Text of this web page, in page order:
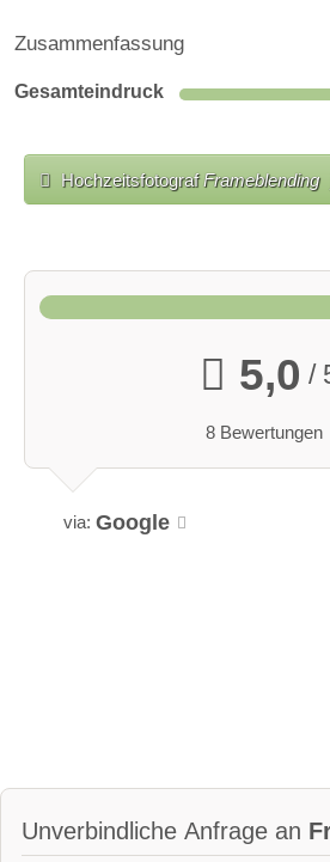
Zusammenfassung
Gesamteindruck
HochzeitsfotografFrameblending
5,0 /
8 Bewertungen
via: Google
Unverbindliche Anfrage an